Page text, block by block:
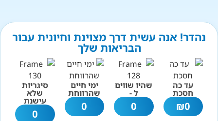
נהדר! אנה עשית דרך מצוינת וחיונית עבור
הבריאות שלך
עד כה
חסכת
0
₪
שהיו שווים
ל -
0
ימי חיים
שהרווחת
0
סיגריות
שלא
עישנת
0